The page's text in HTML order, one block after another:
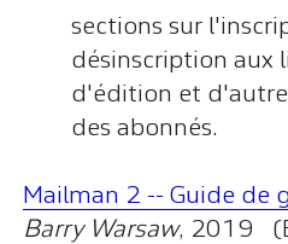
sections sur
désinscription aux
d'édition et
des abonnés.
Mailman 2 -- Guide de
Barry Warsaw, 2019